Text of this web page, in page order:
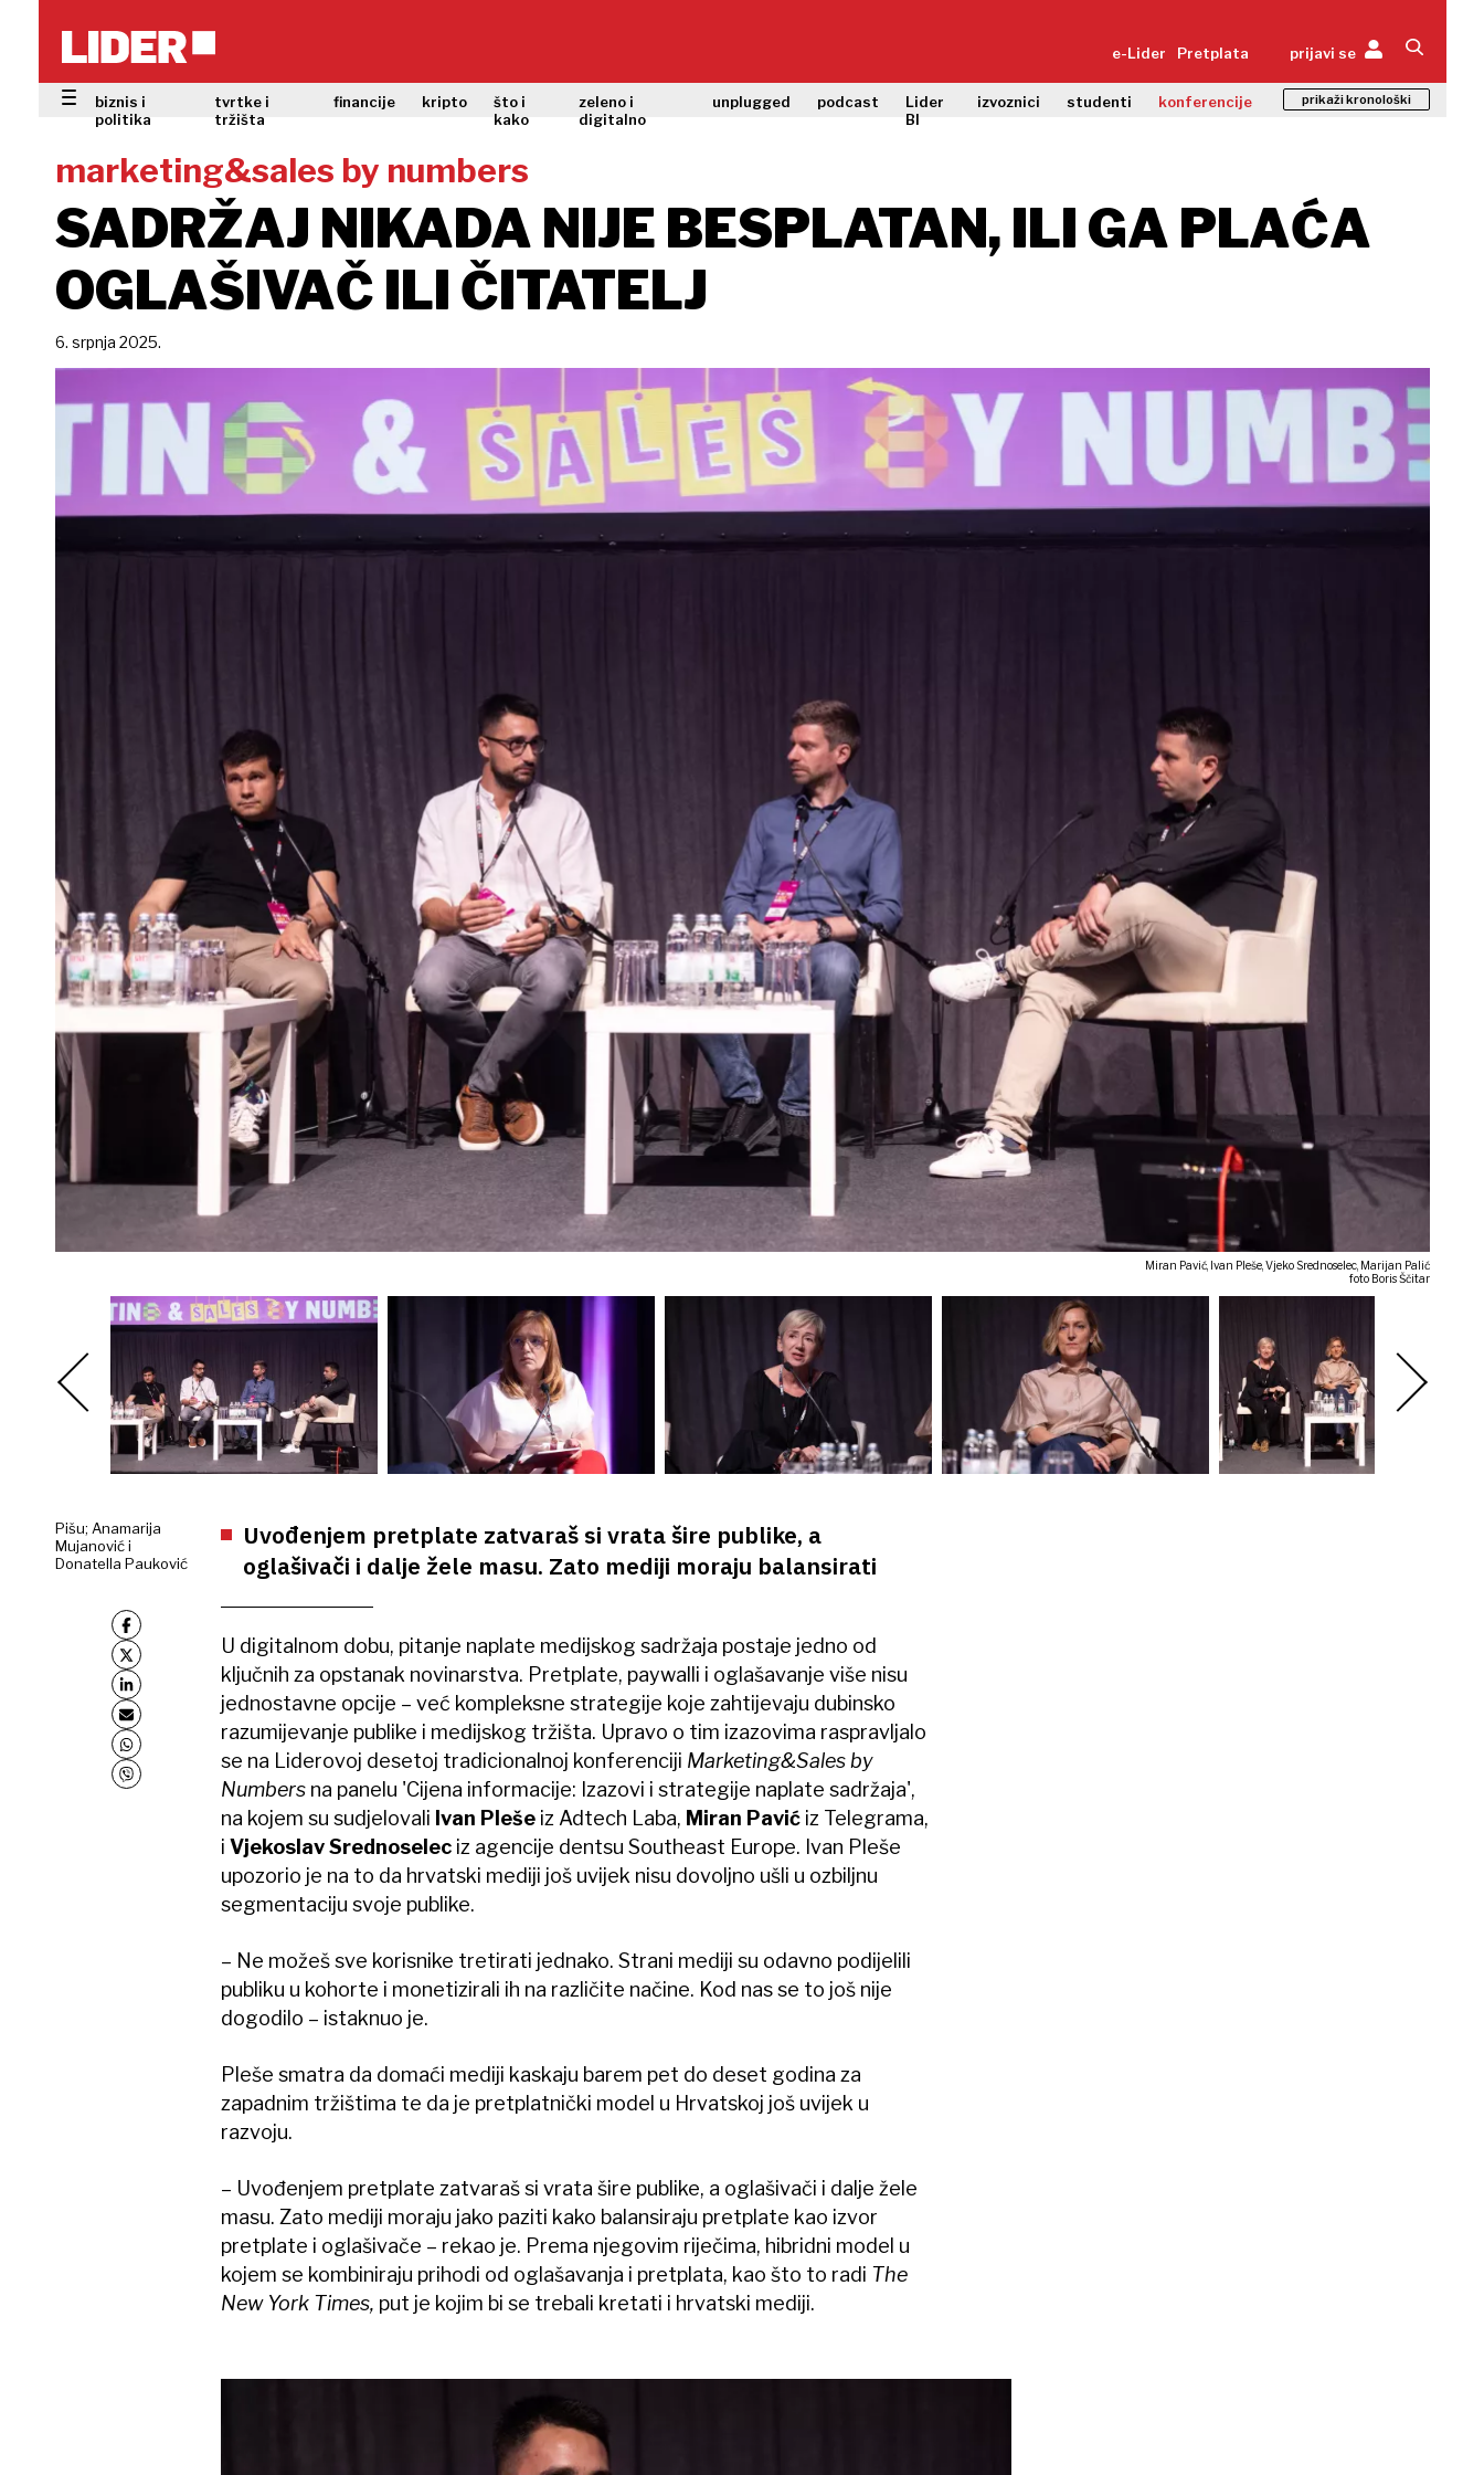
e-Lider Pretplata prijavi se
biznis i
politika
tvrtke i
tržišta
financije kripto
što i
kako
zeleno i
digitalno
unplugged podcast
Lider
BI
izvoznici studenti konferencije prikaži kronološki
marketing&sales by numbers
SADRŽAJ NIKADA NIJE BESPLATAN, ILI GA PLAĆA
OGLAŠIVAČ ILI ČITATELJ
6. srpnja 2025.
Miran Pavić, Ivan Pleše, Vjeko Srednoselec, Marijan Palić
foto Boris Ščitar
Pišu; Anamarija
Mujanović i
Donatella Pauković
Uvođenjem pretplate zatvaraš si vrata šire publike, a
oglašivači i dalje žele masu. Zato mediji moraju balansirati
U digitalnom dobu, pitanje naplate medijskog sadržaja postaje jedno od
ključnih za opstanak novinarstva. Pretplate, paywalli i oglašavanje više nisu
jednostavne opcije – već kompleksne strategije koje zahtijevaju dubinsko
razumijevanje publike i medijskog tržišta. Upravo o tim izazovima raspravljalo
se na Liderovoj desetoj tradicionalnoj konferenciji Marketing&Sales by
Numbersna panelu 'Cijena informacije: Izazovi i strategije naplate sadržaja',
na kojem su sudjelovali Ivan Plešeiz Adtech Laba, Miran Pavić iz Telegrama,
i Vjekoslav Srednoseleciz agencije dentsu Southeast Europe. Ivan Pleše
upozorio je na to da hrvatski mediji još uvijek nisu dovoljno ušli u ozbiljnu
segmentaciju svoje publike.
– Ne možeš sve korisnike tretirati jednako. Strani mediji su odavno podijelili
publiku u kohorte i monetizirali ih na različite načine. Kod nas se to još nije
dogodilo – istaknuo je.
Pleše smatra da domaći mediji kaskaju barem pet do deset godina za
zapadnim tržištima te da je pretplatnički model u Hrvatskoj još uvijek u
razvoju.
– Uvođenjem pretplate zatvaraš si vrata šire publike, a oglašivači i dalje žele
masu. Zato mediji moraju jako paziti kako balansiraju pretplate kao izvor
pretplate i oglašivače – rekao je. Prema njegovim riječima, hibridni model u
kojem se kombiniraju prihodi od oglašavanja i pretplata, kao što to radi The
New York Times, put je kojim bi se trebali kretati i hrvatski mediji.